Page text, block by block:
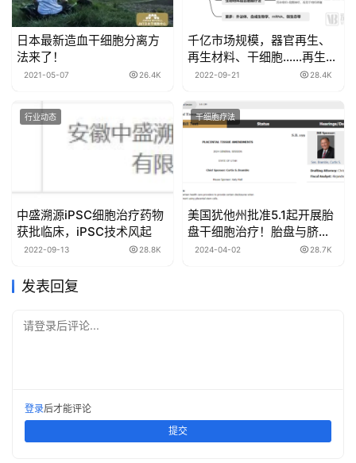
日本最新造血干细胞分离方
法来了！
2021-05-07 26.4K
千亿市场规模，器官再生、
再生材料、干细胞……再生医
学全面开花
2022-09-21 28.4K
行业动态
中盛溯源iPSC细胞治疗药物
获批临床，iPSC技术风起
2022-09-13 28.8K
干细胞疗法
美国犹他州批准5.1起开展胎
盘干细胞治疗！胎盘与脐带
干细胞能治疗哪些疾病？
2024-04-02 28.7K
发表回复
请登录后评论...
登录后才能评论
提交